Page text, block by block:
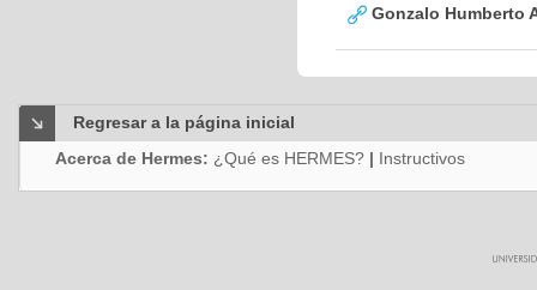
Gonzalo Humberto
Regresar a la página inicial
Acerca de Hermes: ¿Qué es HERMES? | Instructivos